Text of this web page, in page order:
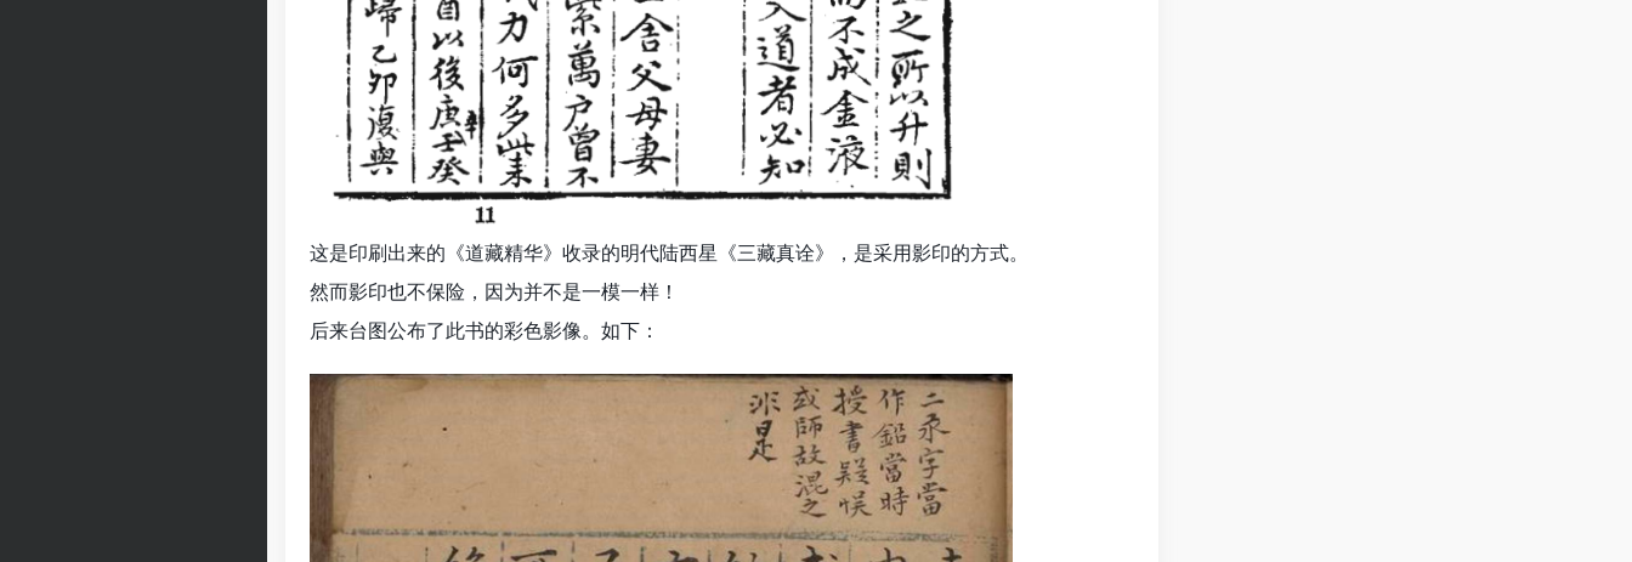
这是印刷出来的《道藏精华》收录的明代陆西星《三藏真诠》，是采用影印的方式。
然而影印也不保险，因为并不是一模一样！
后来台图公布了此书的彩色影像。如下：